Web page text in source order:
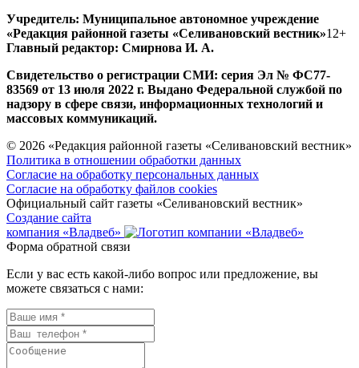
Учредитель: Муниципальное автономное учреждение
«Редакция районной газеты «Селивановский вестник»12+
Главный редактор: Смирнова И. А.
Свидетельство о регистрации СМИ: серия Эл № ФС77-
83569 от 13 июля 2022 г. Выдано Федеральной службой по
надзору в сфере связи, информационных технологий и
массовых коммуникаций.
© 2026 «Редакция районной газеты «Селивановский вестник»
Политика в отношении обработки данных
Согласие на обработку персональных данных
Согласие на обработку файлов cookies
Официальный сайт газеты «Селивановский вестник»
Создание сайта
компания «Владвеб»
Форма обратной связи
Если у вас есть какой-либо вопрос или предложение, вы
можете связаться с нами: